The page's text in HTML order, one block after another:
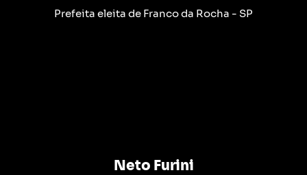
Prefeita eleita de Franco da Rocha - SP
Neto Furini